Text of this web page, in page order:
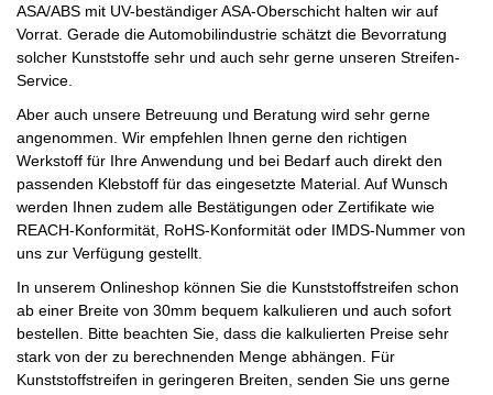
ASA/ABS mit UV-beständiger ASA-Oberschicht halten wir auf
Vorrat. Gerade die Automobilindustrie schätzt die Bevorratung
solcher Kunststoffe sehr und auch sehr gerne unseren Streifen-
Service.
Aber auch unsere Betreuung und Beratung wird sehr gerne
angenommen. Wir empfehlen Ihnen gerne den richtigen
Werkstoff für Ihre Anwendung und bei Bedarf auch direkt den
passenden Klebstoff für das eingesetzte Material. Auf Wunsch
werden Ihnen zudem alle Bestätigungen oder Zertifikate wie
REACH-Konformität, RoHS-Konformität oder IMDS-Nummer von
uns zur Verfügung gestellt.
In unserem Onlineshop können Sie die Kunststoffstreifen schon
ab einer Breite von 30mm bequem kalkulieren und auch sofort
bestellen. Bitte beachten Sie, dass die kalkulierten Preise sehr
stark von der zu berechnenden Menge abhängen. Für
Kunststoffstreifen in geringeren Breiten, senden Sie uns gerne